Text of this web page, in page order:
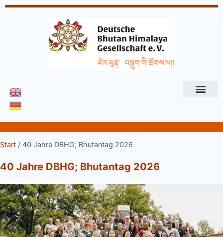
Start / 40 Jahre DBHG; Bhutantag 2026
40 Jahre DBHG; Bhutantag 2026